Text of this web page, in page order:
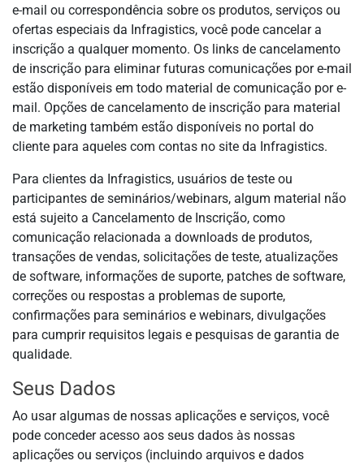
e-mail ou correspondência sobre os produtos, serviços ou
ofertas especiais da Infragistics, você pode cancelar a
inscrição a qualquer momento. Os links de cancelamento
de inscrição para eliminar futuras comunicações por e-mail
estão disponíveis em todo material de comunicação por e-
mail. Opções de cancelamento de inscrição para material
de marketing também estão disponíveis no portal do
cliente para aqueles com contas no site da Infragistics.
Para clientes da Infragistics, usuários de teste ou
participantes de seminários/webinars, algum material não
está sujeito a Cancelamento de Inscrição, como
comunicação relacionada a downloads de produtos,
transações de vendas, solicitações de teste, atualizações
de software, informações de suporte, patches de software,
correções ou respostas a problemas de suporte,
confirmações para seminários e webinars, divulgações
para cumprir requisitos legais e pesquisas de garantia de
qualidade.
Seus Dados
Ao usar algumas de nossas aplicações e serviços, você
pode conceder acesso aos seus dados às nossas
aplicações ou serviços (incluindo arquivos e dados